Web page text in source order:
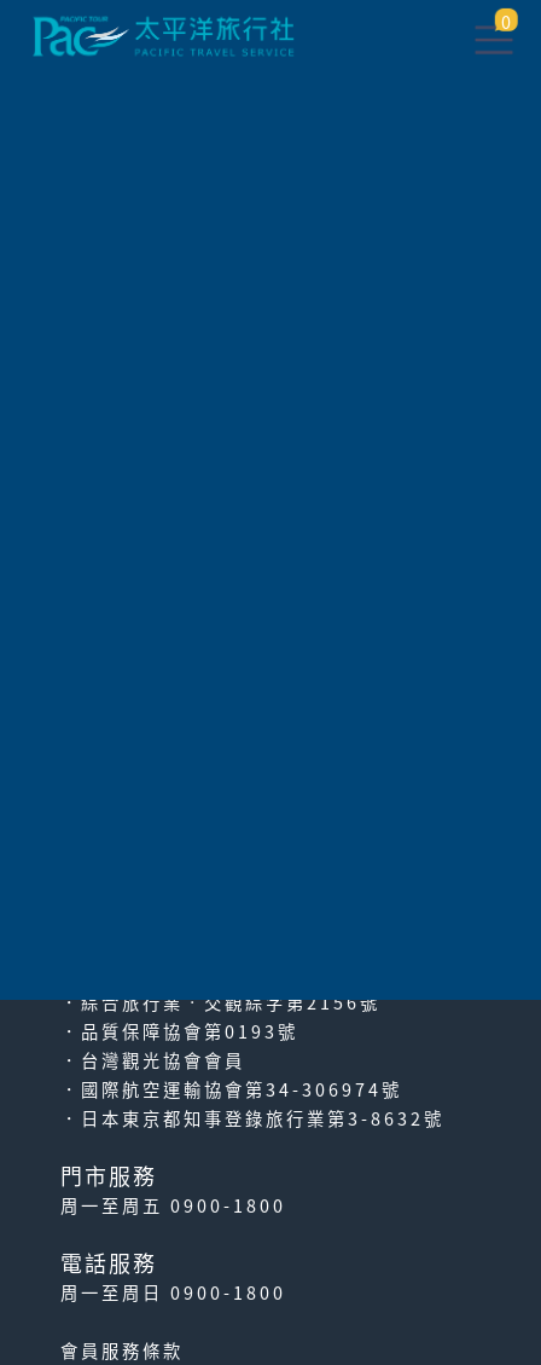
0
．綜合旅行業‧交觀綜字第2156號
．品質保障協會第0193號
．台灣觀光協會會員
．國際航空運輸協會第34-306974號
．日本東京都知事登錄旅行業第3-8632號
門市服務
周一至周五 0900-1800
電話服務
周一至周日 0900-1800
會員服務條款